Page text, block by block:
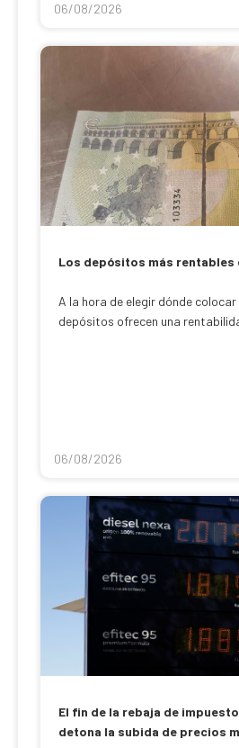
06/08/2026
Los depósitos más rentables
A la hora de elegir dónde
depósitos ofrecen una
06/08/2026
El fin de la rebaja de
detona la subida de precios